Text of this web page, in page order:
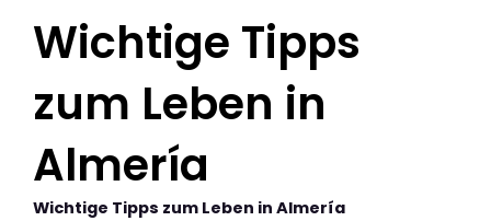
Wichtige Tipps
zum Leben in
Almería
Wichtige Tipps zum Leben in Almería